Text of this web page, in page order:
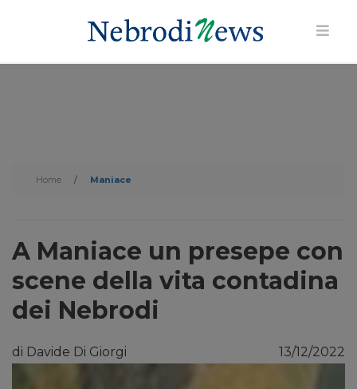
Home / Maniace
A Maniace un presepe con
scene della vita contadina
dei Nebrodi
di Davide Di Giorgi 13/12/2022